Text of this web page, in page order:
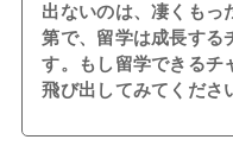
出ないのは、凄くもっ
第で、留学は成長する
す。もし留学できるチ
飛び出してみてくださ